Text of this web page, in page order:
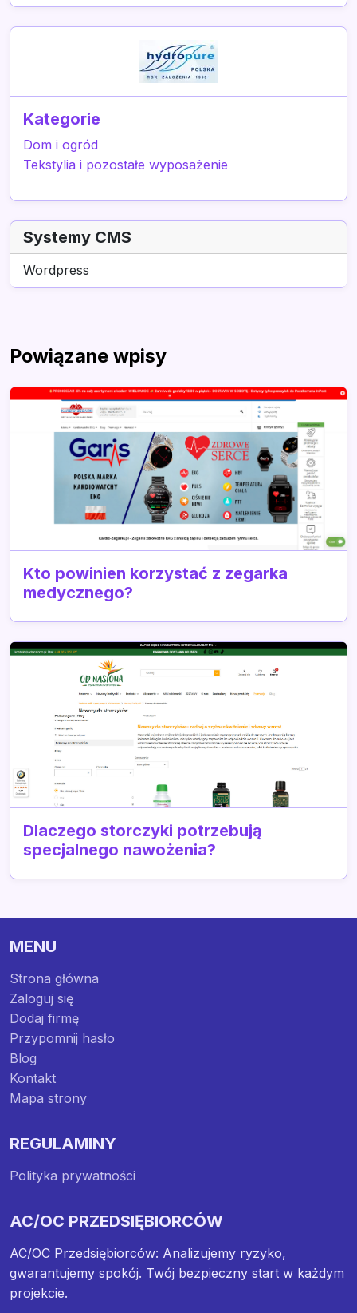
Kategorie
Dom i ogród
Tekstylia i pozostałe wyposażenie
Systemy CMS
Wordpress
Powiązane wpisy
Kto powinien korzystać z zegarka
medycznego?
Dlaczego storczyki potrzebują
specjalnego nawożenia?
MENU
Strona główna
Zaloguj się
Dodaj firmę
Przypomnij hasło
Blog
Kontakt
Mapa strony
REGULAMINY
Polityka prywatności
AC/OC PRZEDSIĘBIORCÓW
AC/OC Przedsiębiorców: Analizujemy ryzyko,
gwarantujemy spokój. Twój bezpieczny start w każdym
projekcie.